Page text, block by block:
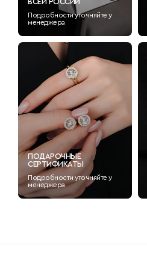
Подробности уточняйте у
менеджера
ПОДАРОЧНЫЕ
СЕРТИФИКАТЫ
Подробности уточняйте у
менеджера